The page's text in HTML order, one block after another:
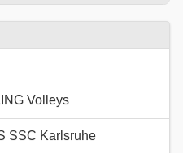
Volleys
SSC Karlsruhe